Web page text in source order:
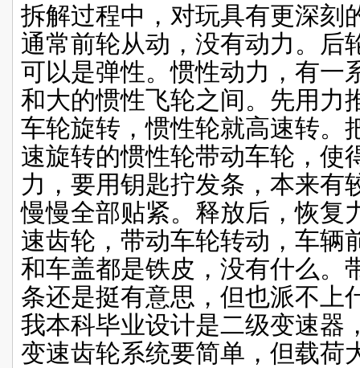
拆解过程中，对玩具有更深刻
通常前轮从动，没有动力。后
可以是弹性。惯性动力，有一
和大的惯性飞轮之间。先用力
车轮旋转，惯性轮就高速转。
速旋转的惯性轮带动车轮，使
力，要用钥匙拧发条，本来有
慢慢全部贴紧。释放后，恢复
速齿轮，带动车轮转动，车辆
和车盖都是铁皮，没有什么。
条还是挺有意思，但也派不上
我本科毕业设计是二级变速器
变速齿轮系统要简单，但载荷